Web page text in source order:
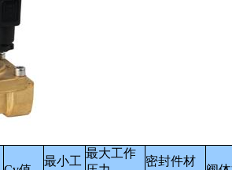
最小工
最大工作
密封件材